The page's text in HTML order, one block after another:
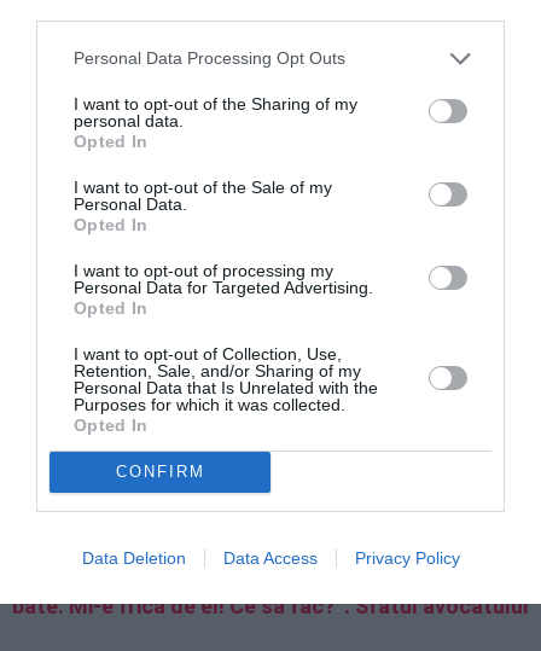
Personal Data Processing Opt Outs
I want to opt-out of the Sharing of my
personal data.
Opted In
I want to opt-out of the Sale of my
Personal Data.
Opted In
I want to opt-out of processing my
Personal Data for Targeted Advertising.
Opted In
I want to opt-out of Collection, Use,
Retention, Sale, and/or Sharing of my
Personal Data that Is Unrelated with the
Purposes for which it was collected.
Opted In
CONFIRM
Data Deletion Data Access Privacy Policy
CITEȘTE ȘI:
Alessandria, româncă bătută și terorizată de soțul
musulman pentru că nu purta vălul
”Am venit cu soțul în Italia, aici a devenit violent, mă
bate. Mi-e frică de el! Ce să fac?”. Sfatul avocatului